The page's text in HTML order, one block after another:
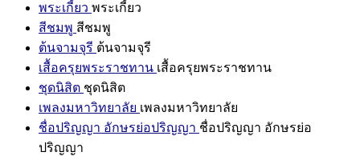
พระเกี้ยว พระเกี้ยว
สีชมพู สีชมพู
ต้นจามจุรี ต้นจามจุรี
เสื้อครุยพระราชทาน เสื้อครุยพระราชทาน
ชุดนิสิต ชุดนิสิต
เพลงมหาวิทยาลัย เพลงมหาวิทยาลัย
ชื่อปริญญา อักษรย่อปริญญา ชื่อปริญญา อักษรย่อ
ปริญญา